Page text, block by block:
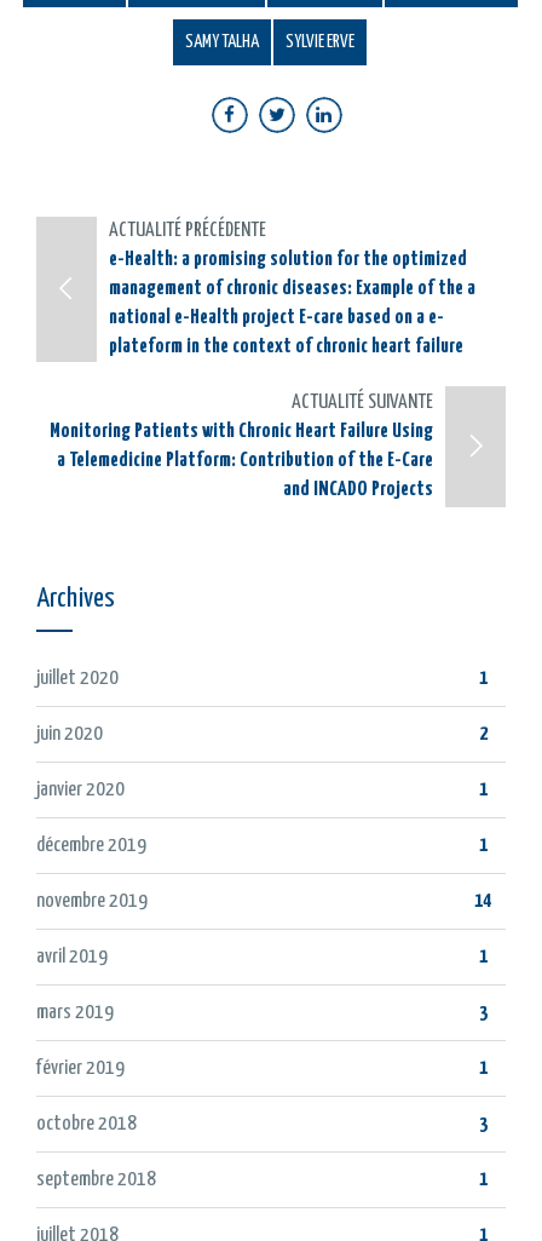
SAMY TALHA SYLVIE ERVE
ACTUALITÉ PRÉCÉDENTE
e-Health: a promising solution for the optimized
management of chronic diseases: Example of the a
national e-Health project E-care based on a e-
plateform in the context of chronic heart failure
ACTUALITÉ SUIVANTE
Monitoring Patients with Chronic Heart Failure Using
a Telemedicine Platform: Contribution of the E-Care
and INCADO Projects
Archives
juillet 2020 1
juin 2020 2
janvier 2020 1
décembre 2019 1
novembre 2019 14
avril 2019 1
mars 2019 3
février 2019 1
octobre 2018 3
septembre 2018 1
juillet 2018 1